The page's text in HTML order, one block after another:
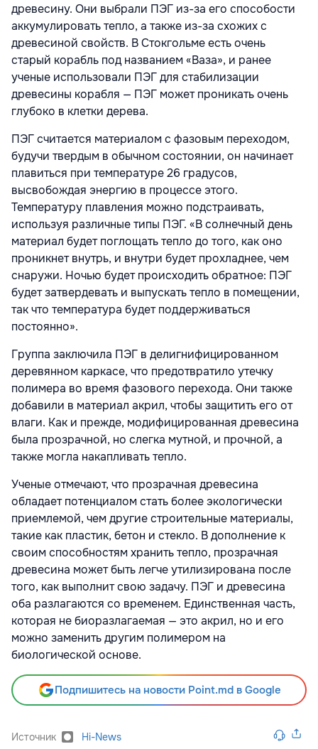
древесину. Они выбрали ПЭГ из-за его способости
аккумулировать тепло, а также из-за схожих с
древесиной свойств. В Стокгольме есть очень
старый корабль под названием «Ваза», и ранее
ученые использовали ПЭГ для стабилизации
древесины корабля — ПЭГ может проникать очень
глубоко в клетки дерева.
ПЭГ считается материалом с фазовым переходом,
будучи твердым в обычном состоянии, он начинает
плавиться при температуре 26 градусов,
высвобождая энергию в процессе этого.
Температуру плавления можно подстраивать,
используя различные типы ПЭГ. «В солнечный день
материал будет поглощать тепло до того, как оно
проникнет внутрь, и внутри будет прохладнее, чем
снаружи. Ночью будет происходить обратное: ПЭГ
будет затвердевать и выпускать тепло в помещении,
так что температура будет поддерживаться
постоянно».
Группа заключила ПЭГ в делигнифицированном
деревянном каркасе, что предотвратило утечку
полимера во время фазового перехода. Они также
добавили в материал акрил, чтобы защитить его от
влаги. Как и прежде, модифицированная древесина
была прозрачной, но слегка мутной, и прочной, а
также могла накапливать тепло.
Ученые отмечают, что прозрачная древесина
обладает потенциалом стать более экологически
приемлемой, чем другие строительные материалы,
такие как пластик, бетон и стекло. В дополнение к
своим способностям хранить тепло, прозрачная
древесина может быть легче утилизирована после
того, как выполнит свою задачу. ПЭГ и древесина
оба разлагаются со временем. Единственная часть,
которая не биоразлагаемая — это акрил, но и его
можно заменить другим полимером на
биологической основе.
Подпишитесь на новости Point.md в Google
Источник Hi-News